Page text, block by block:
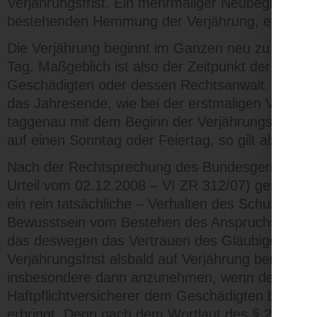
bestehenden Hemmung der Verjährung, etwa
Die Verjährung beginnt im Ganzen neu zu
Tag. Maßgeblich ist also der Zeitpunkt der
Geschädigten oder dessen Rechtsanwalt. Bei
das Jahresende, wie bei der erstmaligen
taggenau mit dem Beginn der Verjährungsfrist
auf einen Sonntag oder Feiertag, so gilt als
Nach der Rechtsprechung des
Urteil vom 02.12.2008 – VI ZR 312/07) genügt
ein rein tatsächliche – Verhalten des Schuldners
Bewusstsein vom Bestehen des Anspruchs –
das deswegen das Vertrauen des Gläubigers
Verjährungsfrist alsbald auf Verjährung berufen
insbesondere dann anzunehmen, wenn der
Haftpflichtversicherer dem Geschädigten bzw.